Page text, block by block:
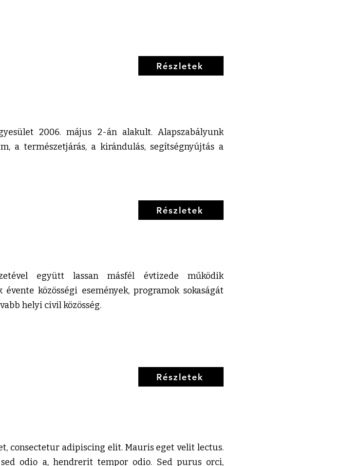
Részletek
2006. május 2-án alakult. Alapszabályunk
a természetjárás, a kirándulás, segítségnyújtás a
Részletek
együtt lassan másfél évtizede működik
évente közösségi események, programok sokaságát
helyi civil közösség.
Részletek
consectetur adipiscing elit. Mauris eget velit lectus.
odio a, hendrerit tempor odio. Sed purus orci,